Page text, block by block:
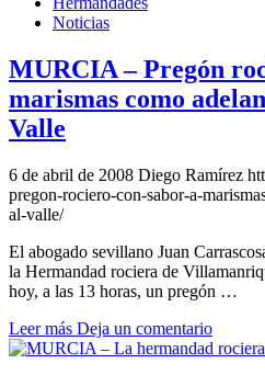
Noticias
MURCIA – Pregón
marismas como
Valle
6 de abril de 2008 Diego Ramírez
pregon-rociero-con-sabor-a-
al-valle/
El abogado sevillano Juan
la Hermandad rociera de
hoy, a las 13 horas, un pregón …
Leer más Deja un comentario